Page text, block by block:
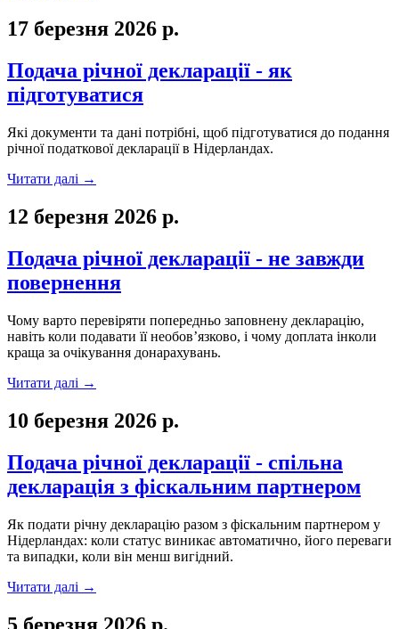
17 березня 2026 р.
Подача річної декларації - як
підготуватися
Які документи та дані потрібні, щоб підготуватися до подання
річної податкової декларації в Нідерландах.
Читати далі →
12 березня 2026 р.
Подача річної декларації - не завжди
повернення
Чому варто перевіряти попередньо заповнену декларацію,
навіть коли подавати її необов’язково, і чому доплата інколи
краща за очікування донарахувань.
Читати далі →
10 березня 2026 р.
Подача річної декларації - спільна
декларація з фіскальним партнером
Як подати річну декларацію разом з фіскальним партнером у
Нідерландах: коли статус виникає автоматично, його переваги
та випадки, коли він менш вигідний.
Читати далі →
5 березня 2026 р.